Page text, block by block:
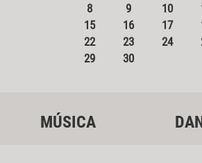
8
9 10
15
16 17
22
23 24
29
30
MÚSICA